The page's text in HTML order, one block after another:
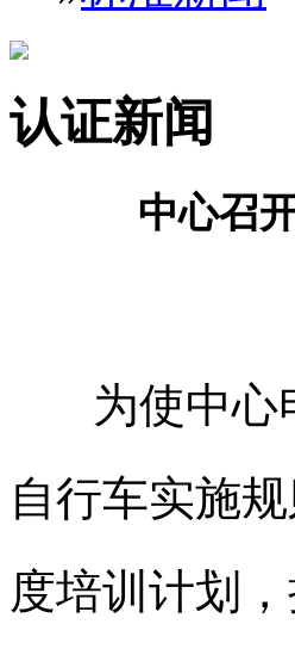
认证新闻
中心召
为使中心
自行车实施
度培训计划